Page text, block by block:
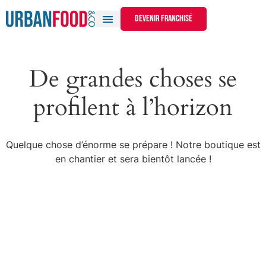
devenir franchisé
De grandes choses se
profilent à l’horizon
Quelque chose d’énorme se prépare ! Notre boutique est
en chantier et sera bientôt lancée !